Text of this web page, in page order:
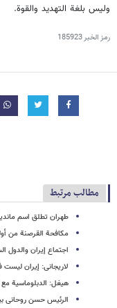
ولیس بلغة التهدید والقوة.
رمز الخبر185923
مطالب مرتبط
طهران تطلق اسم
مکافحة القرصنة من
اجتماع إیران والدول
لاریجانی: إیران
هیغل: الدبلوماسیة
الرئیس حسن روحانی